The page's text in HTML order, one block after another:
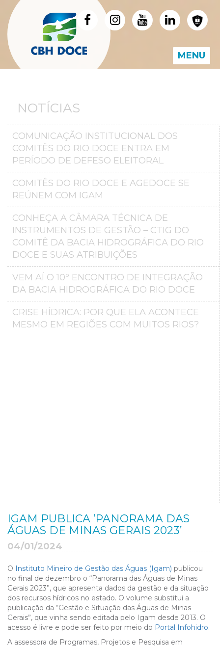
MENU
NOTÍCIAS
COMUNICAÇÃO INSTITUCIONAL DOS
COMITÊS DO RIO DOCE ENTRA EM
PERÍODO DE DEFESO ELEITORAL
COMITÊS DO RIO DOCE E AGEDOCE SE
REÚNEM COM IGAM
CONHEÇA A CÂMARA TÉCNICA DE
INSTRUMENTOS DE GESTÃO – CTIG DO
COMITÊ DA BACIA HIDROGRÁFICA DO RIO
DOCE E SUAS ATRIBUIÇÕES
VEM AÍ O 10º ENCONTRO DE INTEGRAÇÃO
DA BACIA HIDROGRÁFICA DO RIO DOCE
CRISE HÍDRICA: POR QUE ELA ACONTECE
MESMO EM REGIÕES COM MUITOS RIOS?
IGAM PUBLICA ‘PANORAMA DAS
ÁGUAS DE MINAS GERAIS 2023’
04/01/2024
O Instituto Mineiro de Gestão das Águas (Igam) publicou
no final de dezembro o “Panorama das Águas de Minas
Gerais 2023”, que apresenta dados da gestão e da situação
dos recursos hídricos no estado. O volume substitui a
publicação da “Gestão e Situação das Águas de Minas
Gerais”, que vinha sendo editada pelo Igam desde 2013. O
acesso é livre e pode ser feito por meio do Portal Infohidro.
A assessora de Programas, Projetos e Pesquisa em